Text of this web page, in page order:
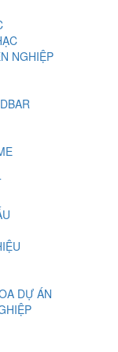
NGHIỆP
DỰ ÁN